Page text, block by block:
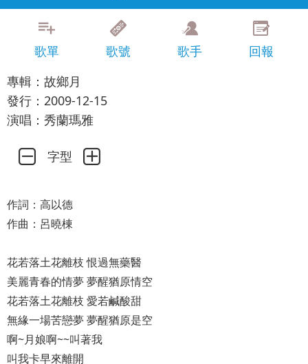
歌單 歌號 歌手
回報
專輯：故鄉月
發行：2009-12-15
演唱：秀蘭瑪雅
字型
作詞：高以德
作曲：呂曉棟
花若落土花離枝 恨過無藥醫
美麗青春的情夢 夢醒猶原情空
花若落土花離枝 愛若鹹酸甜
無緣一場苦戀夢 夢醒猶原是空
啊~月娘啊~~叫著我
叫我卡早來離開